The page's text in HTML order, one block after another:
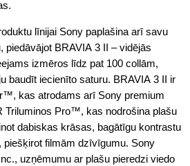
līnijai Sony paplašina arī savu
piedāvājot BRAVIA 3 II – vidējās
izmēros līdz pat 100 collām,
baudīt iecienīto saturu. BRAVIA 3 II ir
kas atrodams arī Sony premium
Triluminos Pro™, kas nodrošina plašu
dabiskas krāsas, bagātīgu kontrastu
piešķirot filmām dzīvīgumu. Sony
uzņēmumu ar plašu pieredzi viedo